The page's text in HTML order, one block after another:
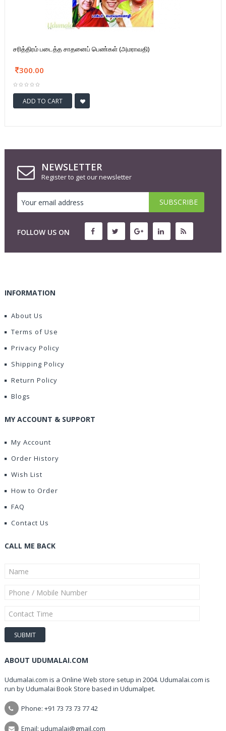
சரித்திரம் படைத்த சாதனைப் பெண்கள் (அமராவதி)
300.00
ADD TO CART
NEWSLETTER
Register to get our newsletter
FOLLOW US ON
INFORMATION
About Us
Terms of Use
Privacy Policy
Shipping Policy
Return Policy
Blogs
MY ACCOUNT & SUPPORT
My Account
Order History
Wish List
How to Order
FAQ
Contact Us
CALL ME BACK
ABOUT UDUMALAI.COM
Udumalai.com is a Online Web store setup in 2004. Udumalai.com is
run by Udumalai Book Store based in Udumalpet.
Phone: +91 73 73 73 77 42
Email: udumalai@gmail.com